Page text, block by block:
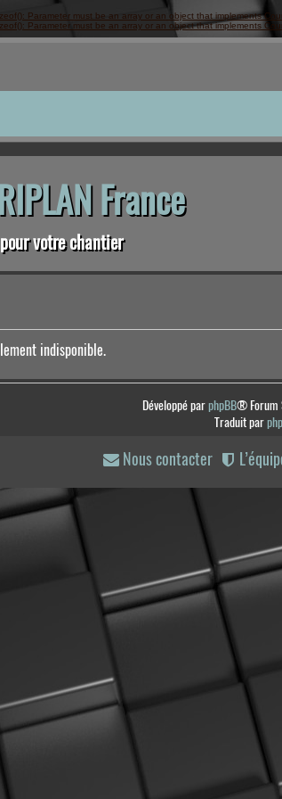
Parameter must be an array or an object that implements
Parameter must be an array or an object that implements
France
votre chantier
indisponible.
Développé parphpBB® Forum
Traduit par
Nous contacter